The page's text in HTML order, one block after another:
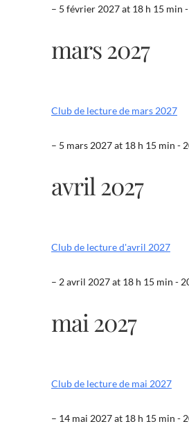
– 5 février 2027 at 18 h 15 min
mars 2027
Club de lecture de mars 2027
– 5 mars 2027 at 18 h 15 min -
avril 2027
Club de lecture d'avril 2027
– 2 avril 2027 at 18 h 15 min -
mai 2027
Club de lecture de mai 2027
– 14 mai 2027 at 18 h 15 min -